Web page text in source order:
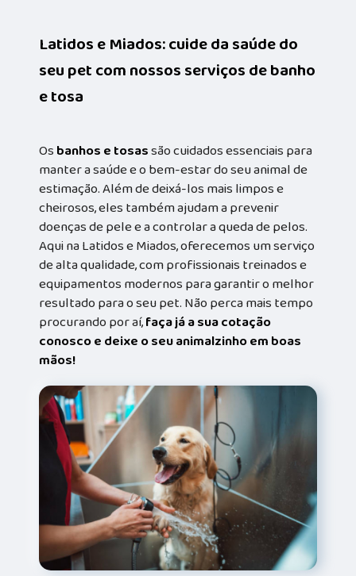
Latidos e Miados: cuide da saúde do
seu pet com nossos serviços de banho
e tosa
Osbanhos e tosassão cuidados essenciais para
manter a saúde e o bem-estar do seu animal de
estimação. Além de deixá-los mais limpos e
cheirosos, eles também ajudam a prevenir
doenças de pele e a controlar a queda de pelos.
Aqui na Latidos e Miados, oferecemos um serviço
de alta qualidade, com profissionais treinados e
equipamentos modernos para garantir o melhor
resultado para o seu pet. Não perca mais tempo
procurando por aí,faça já a sua cotação
conosco e deixe o seu animalzinho em boas
mãos!